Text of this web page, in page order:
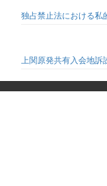
独占禁止法における私
上関原発共有入会地